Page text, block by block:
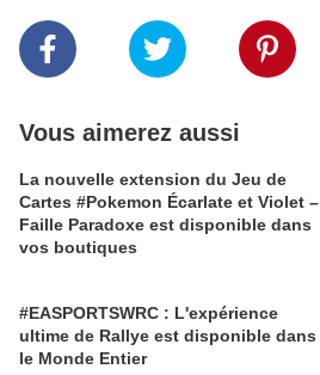
Vous aimerez aussi
La nouvelle extension du Jeu de
Cartes #Pokemon Écarlate et Violet –
Faille Paradoxe est disponible dans
vos boutiques
#EASPORTSWRC : L'expérience
ultime de Rallye est disponible dans
le Monde Entier